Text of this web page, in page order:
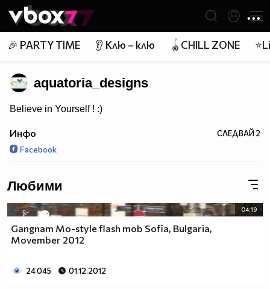
👾
🎉 PARTY TIME 👂 Клю – клю 🪀CHILL ZONE
aquatoria_designs
Believe in Yourself ! :)
Инфо СЛЕДВАЙ2
Facebook
Любими
04:19
Gangnam Mo-style flash mob Sofia, Bulgaria,
Movember 2012
24 045 01.12.2012